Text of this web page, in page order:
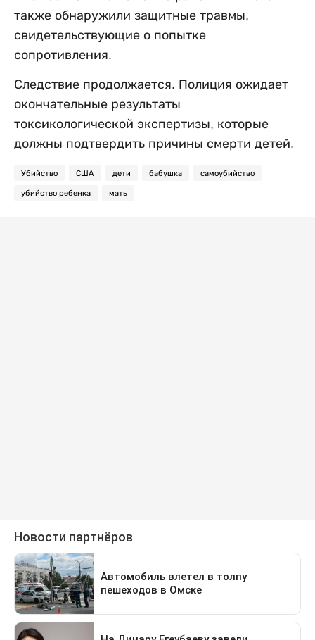
также обнаружили защитные травмы,
свидетельствующие о попытке
сопротивления.
Следствие продолжается. Полиция ожидает
окончательные результаты
токсикологической экспертизы, которые
должны подтвердить причины смерти детей.
Убийство США дети бабушка самоубийство
убийство ребенка мать